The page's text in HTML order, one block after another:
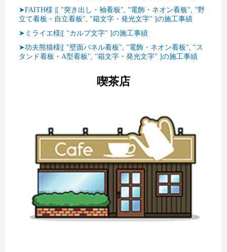
➤FAITH様 |[ "突き出し・袖看板", "電飾・ネオン看板", "野
立て看板・自立看板", "箱文字・発光文字" ]の施工事績
➤ミライエ様|[ "カルプ文字" ]の施工事績
➤功夫熊猫様|[ "壁面パネル看板", "電飾・ネオン看板", "ス
タンド看板・A型看板", "箱文字・発光文字" ]の施工事績
喫茶店